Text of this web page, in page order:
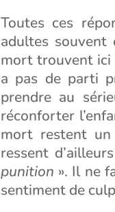
Toutes ces
adultes souvent
mort trouvent ici
a pas de parti
prendre au
réconforter
mort restent
ressent
punition ». Il ne
sentiment de